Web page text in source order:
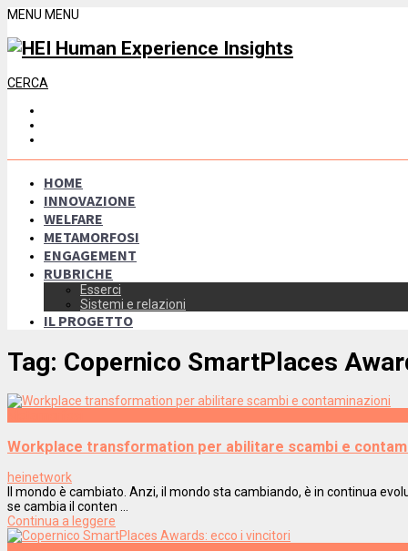
MENU MENU
CERCA
HOME
INNOVAZIONE
WELFARE
METAMORFOSI
ENGAGEMENT
RUBRICHE
Esserci
Sistemi e relazioni
IL PROGETTO
Tag: Copernico SmartPlaces
Workplace transformation per abilitare scambi e
heinetwork
Il mondo è cambiato. Anzi, il mondo sta cambiando, è in continua
se cambia il conten ...
Continua a leggere